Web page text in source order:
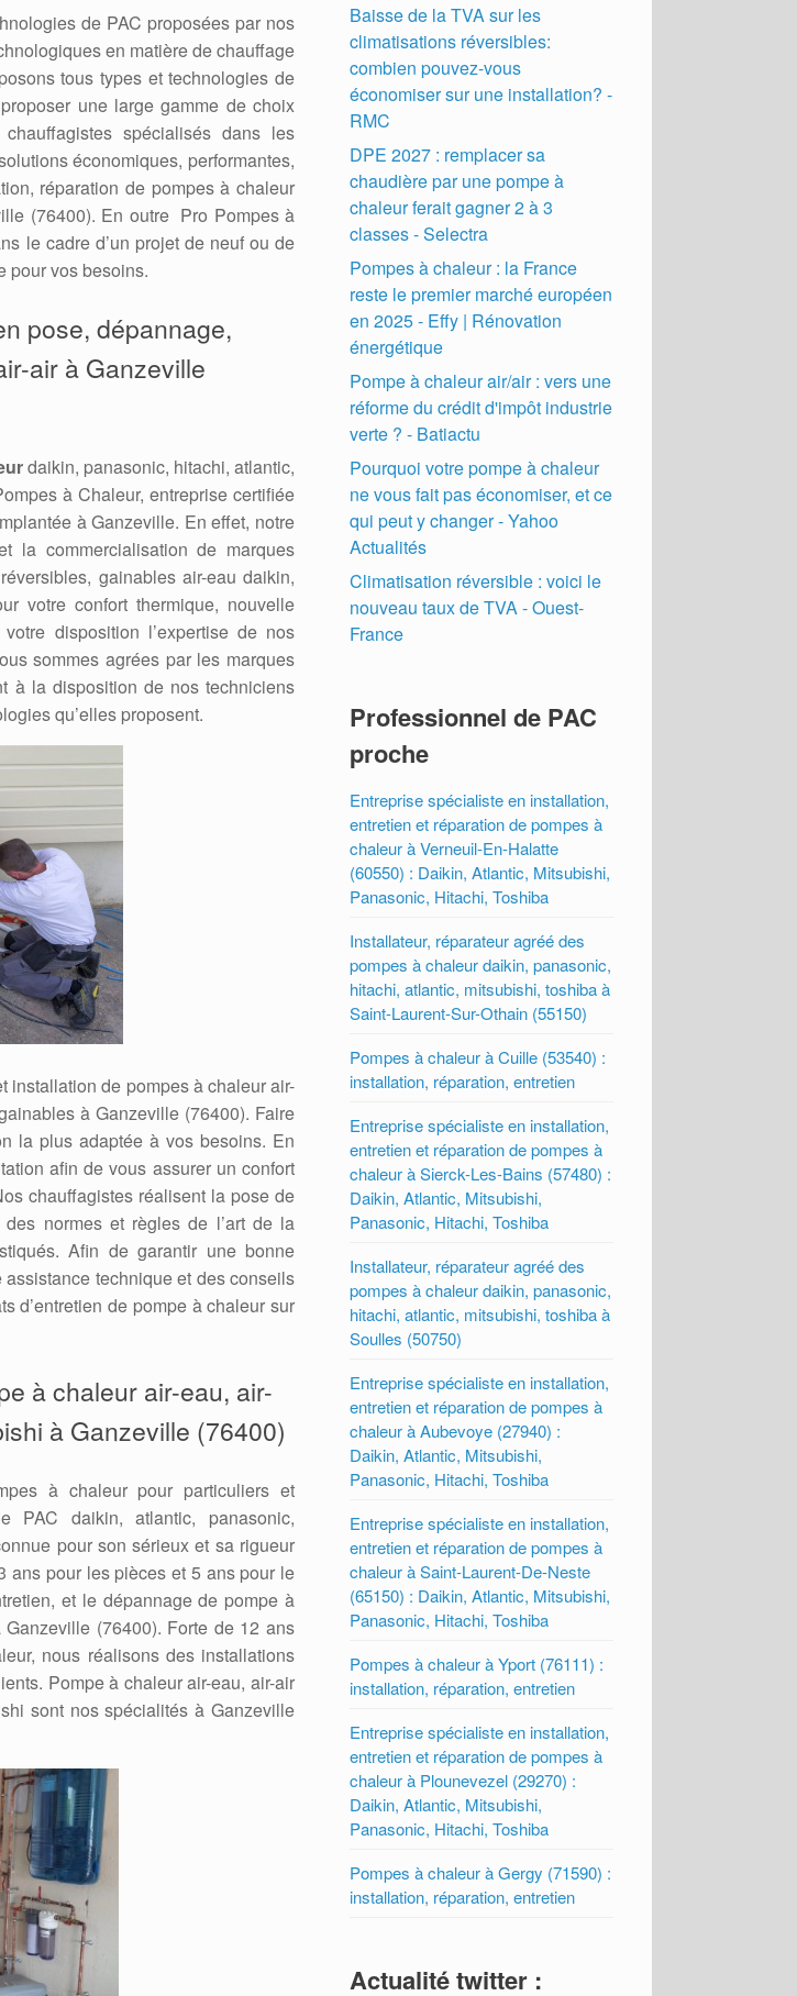
de PAC proposées par nos
en matière de chauffage
tous types et technologies de
une large gamme de choix
spécialisés dans les
économiques, performantes,
réparation de pompes à chaleur
(76400). En outre Pro Pompes à
le cadre d’un projet de neuf ou de
pour vos besoins.
pose, dépannage,
air à Ganzeville
daikin, panasonic, hitachi, atlantic,
à Chaleur, entreprise certifiée
à Ganzeville. En effet, notre
la commercialisation de marques
gainables air-eau daikin,
votre confort thermique, nouvelle
disposition l’expertise de nos
sommes agrées par les marques
à la disposition de nos techniciens
qu’elles proposent.
installation de pompes à chaleur air-
à Ganzeville (76400). Faire
la plus adaptée à vos besoins. En
afin de vous assurer un confort
chauffagistes réalisent la pose de
normes et règles de l’art de la
Afin de garantir une bonne
technique et des conseils
d’entretien de pompe à chaleur sur
à chaleur air-eau, air-
à Ganzeville (76400)
à chaleur pour particuliers et
PAC daikin, atlantic, panasonic,
pour son sérieux et sa rigueur
ans pour les pièces et 5 ans pour le
et le dépannage de pompe à
(76400). Forte de 12 ans
nous réalisons des installations
Pompe à chaleur air-eau, air-air
sont nos spécialités à Ganzeville
Baisse de la TVA sur les
climatisations réversibles:
combien pouvez-vous
économiser sur une installation? -
RMC
DPE 2027 : remplacer sa
chaudière par une pompe à
chaleur ferait gagner 2 à 3
classes - Selectra
Pompes à chaleur : la France
reste le premier marché européen
en 2025 - Effy | Rénovation
énergétique
Pompe à chaleur air/air : vers une
réforme du crédit d'impôt industrie
verte ? - Batiactu
Pourquoi votre pompe à chaleur
ne vous fait pas économiser, et ce
qui peut y changer - Yahoo
Actualités
Climatisation réversible : voici le
nouveau taux de TVA - Ouest-
France
Professionnel de PAC
proche
Entreprise spécialiste en installation,
entretien et réparation de pompes à
chaleur à Verneuil-En-Halatte
(60550) : Daikin, Atlantic, Mitsubishi,
Panasonic, Hitachi, Toshiba
Installateur, réparateur agréé des
pompes à chaleur daikin, panasonic,
hitachi, atlantic, mitsubishi, toshiba à
Saint-Laurent-Sur-Othain (55150)
Pompes à chaleur à Cuille (53540) :
installation, réparation, entretien
Entreprise spécialiste en installation,
entretien et réparation de pompes à
chaleur à Sierck-Les-Bains (57480) :
Daikin, Atlantic, Mitsubishi,
Panasonic, Hitachi, Toshiba
Installateur, réparateur agréé des
pompes à chaleur daikin, panasonic,
hitachi, atlantic, mitsubishi, toshiba à
Soulles (50750)
Entreprise spécialiste en installation,
entretien et réparation de pompes à
chaleur à Aubevoye (27940) :
Daikin, Atlantic, Mitsubishi,
Panasonic, Hitachi, Toshiba
Entreprise spécialiste en installation,
entretien et réparation de pompes à
chaleur à Saint-Laurent-De-Neste
(65150) : Daikin, Atlantic, Mitsubishi,
Panasonic, Hitachi, Toshiba
Pompes à chaleur à Yport (76111) :
installation, réparation, entretien
Entreprise spécialiste en installation,
entretien et réparation de pompes à
chaleur à Plounevezel (29270) :
Daikin, Atlantic, Mitsubishi,
Panasonic, Hitachi, Toshiba
Pompes à chaleur à Gergy (71590) :
installation, réparation, entretien
Actualité twitter :